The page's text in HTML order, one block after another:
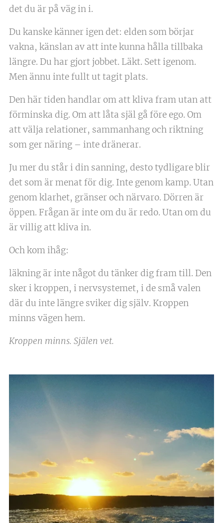
det du är på väg in i.
Du kanske känner igen det: elden som börjar
vakna, känslan av att inte kunna hålla tillbaka
längre. Du har gjort jobbet. Läkt. Sett igenom.
Men ännu inte fullt ut tagit plats.
Den här tiden handlar om att kliva fram utan att
förminska dig. Om att låta själ gå före ego. Om
att välja relationer, sammanhang och riktning
som ger näring – inte dränerar.
Ju mer du står i din sanning, desto tydligare blir
det som är menat för dig. Inte genom kamp. Utan
genom klarhet, gränser och närvaro. Dörren är
öppen. Frågan är inte om du är redo. Utan om du
är villig att kliva in.
Och kom ihåg:
läkning är inte något du tänker dig fram till. Den
sker i kroppen, i nervsystemet, i de små valen
där du inte längre sviker dig själv. Kroppen
minns vägen hem.
Kroppen minns. Själen vet.